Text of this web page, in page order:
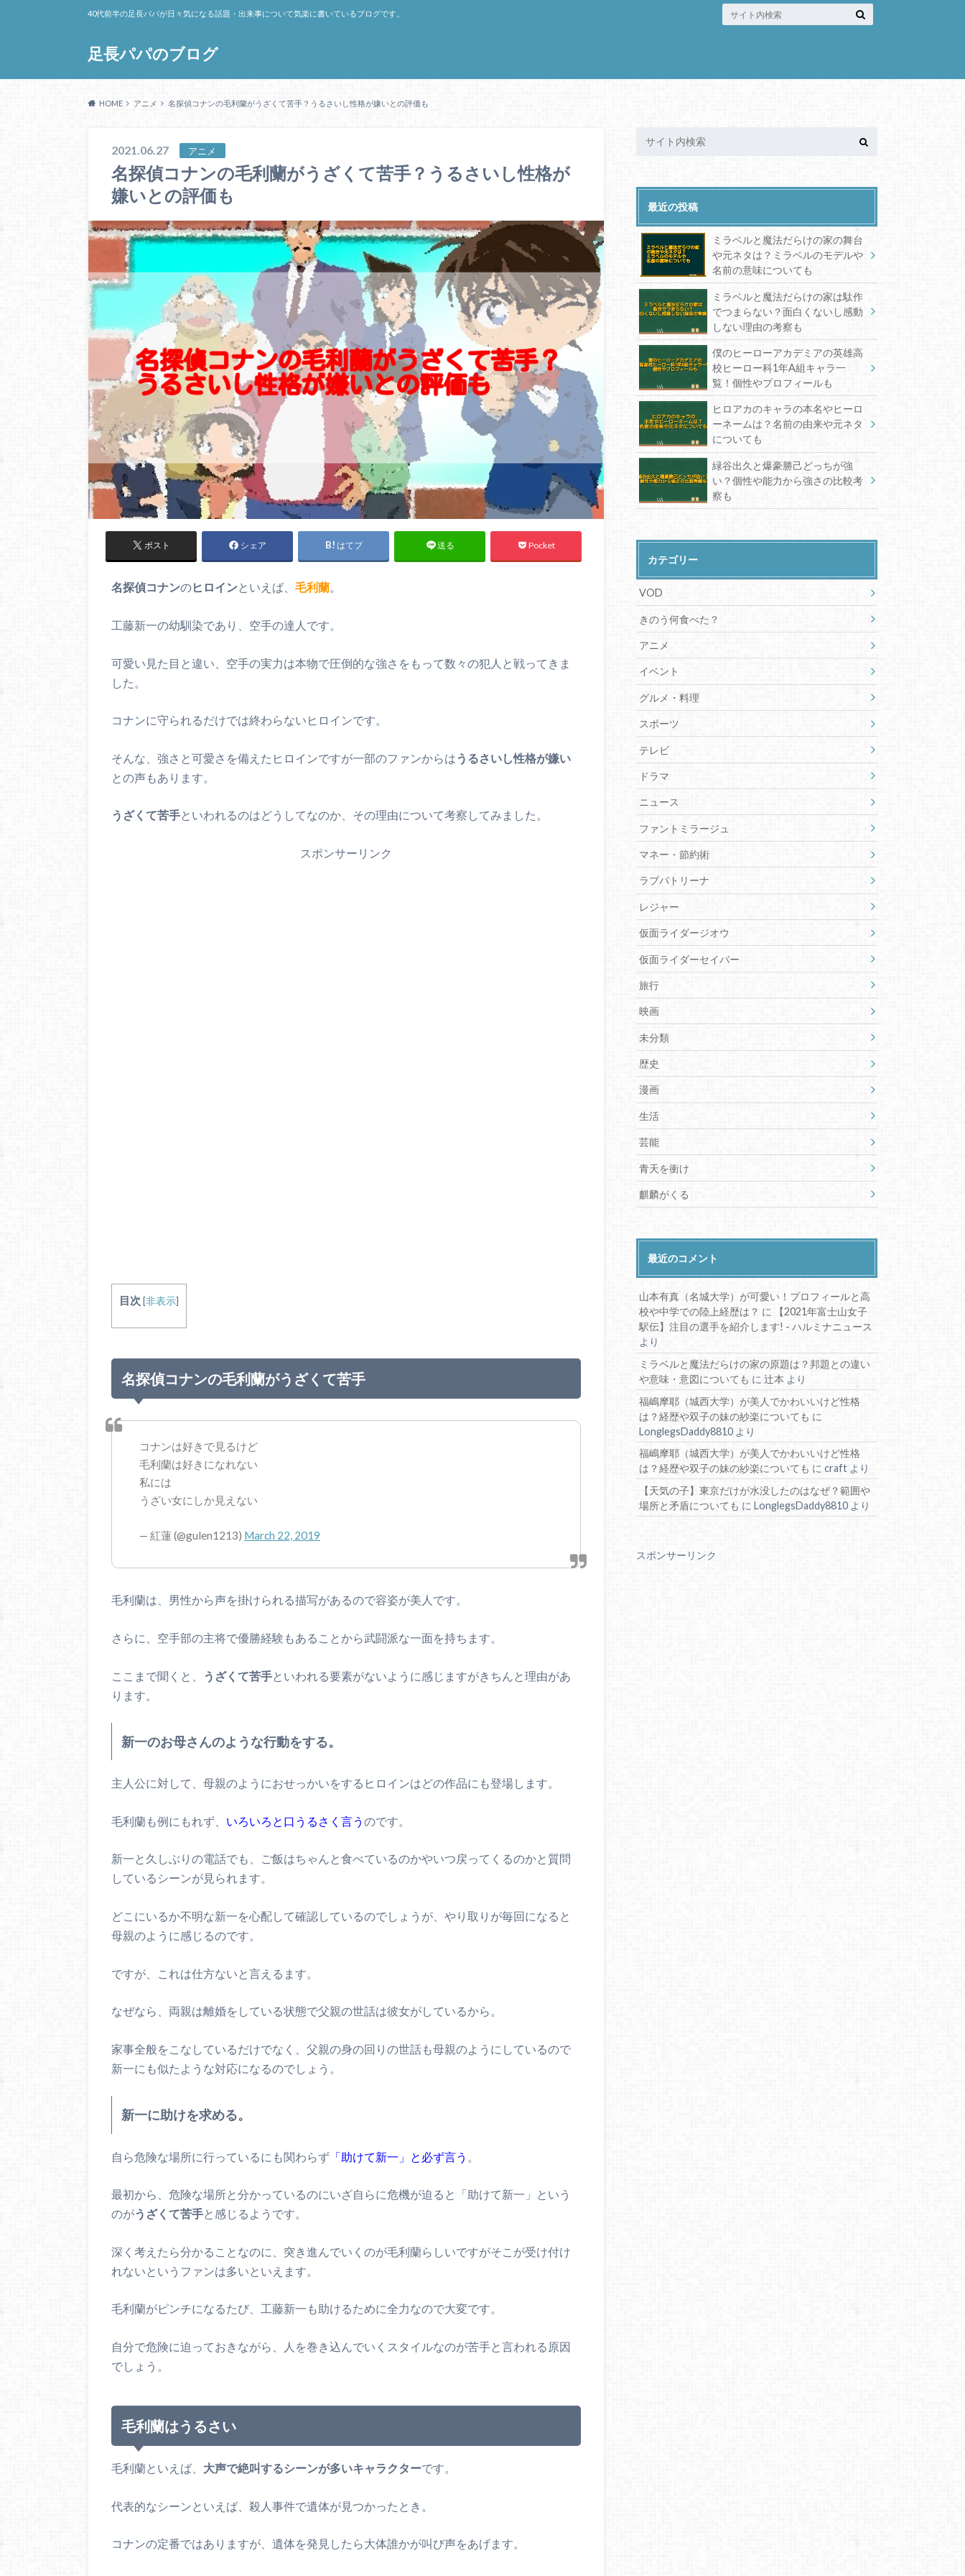
足長パパのブログ
40代前半の足長パパが日々気になる話題・出来事について気楽に書いているブログです。
HOME アニメ 名探偵コナンの毛利蘭がうざくて苦手？うるさいし性格が嫌いとの評価も
2021.06.27 アニメ
名探偵コナンの毛利蘭がうざくて苦手？うるさいし性格が
嫌いとの評価も
ポスト シェア はてブ 送る Pocket
名探偵コナンのヒロインといえば、 毛利蘭。
工藤新一の幼馴染であり、空手の達人です。
可愛い見た目と違い、空手の実力は本物で圧倒的な強さをもって数々の犯人と戦ってきま
した。
コナンに守られるだけでは終わらないヒロインです。
そんな、強さと可愛さを備えたヒロインですが一部のファンからはうるさいし性格が嫌い
との声もあります。
うざくて苦手といわれるのはどうしてなのか、その理由について考察してみました。
スポンサーリンク
目次 [非表示]
名探偵コナンの毛利蘭がうざくて苦手
コナンは好きで見るけど
毛利蘭は好きになれない
私には
うざい女にしか見えない
— 紅蓮 (@gulen1213) March 22, 2019
毛利蘭は、男性から声を掛けられる描写があるので容姿が美人です。
さらに、空手部の主将で優勝経験もあることから武闘派な一面を持ちます。
ここまで聞くと、 うざくて苦手といわれる要素がないように感じますがきちんと理由があ
ります。
新一のお母さんのような行動をする。
主人公に対して、母親のようにおせっかいをするヒロインはどの作品にも登場します。
毛利蘭も例にもれず、 いろいろと口うるさく言う のです。
新一と久しぶりの電話でも、ご飯はちゃんと食べているのかやいつ戻ってくるのかと質問
しているシーンが見られます。
どこにいるか不明な新一を心配して確認しているのでしょうが、やり取りが毎回になると
母親のように感じるのです。
ですが、これは仕方ないと言えるます。
なぜなら、両親は離婚をしている状態で父親の世話は彼女がしているから。
家事全般をこなしているだけでなく、父親の身の回りの世話も母親のようにしているので
新一にも似たような対応になるのでしょう。
新一に助けを求める。
自ら危険な場所に行っているにも関わらず 「助けて新一」と必ず言う
最初から、危険な場所と分かっているのにいざ自らに危機が迫ると「助けて新一」という
のがうざくて苦手と感じるようです。
深く考えたら分かることなのに、突き進んでいくのが毛利蘭らしいですがそこが受け付け
れないというファンは多いといえます。
毛利蘭がピンチになるたび、工藤新一も助けるために全力なので大変です。
自分で危険に迫っておきながら、人を巻き込んでいくスタイルなのが苦手と言われる原因
でしょう。
毛利蘭はうるさい
毛利蘭といえば、 大声で絶叫するシーンが多いキャラクターです。
代表的なシーンといえば、殺人事件で遺体が見つかったとき。
コナンの定番ではありますが、遺体を発見したら大体誰かが叫び声をあげます。
最近の投稿
ミラベルと魔法だらけの家の舞台
や元ネタは？ミラベルのモデルや
名前の意味についても
ミラベルと魔法だらけの家は駄作
でつまらない？面白くないし感動
しない理由の考察も
僕のヒーローアカデミアの英雄高
校ヒーロー科1年A組キャラ一
覧！個性やプロフィールも
ヒロアカのキャラの本名やヒーロ
ーネームは？名前の由来や元ネタ
についても
緑谷出久と爆豪勝己どっちが強
い？個性や能力から強さの比較考
察も
カテゴリー
VOD
きのう何食べた？
アニメ
イベント
グルメ・料理
スポーツ
テレビ
ドラマ
ニュース
ファントミラージュ
マネー・節約術
ラブパトリーナ
レジャー
仮面ライダージオウ
仮面ライダーセイバー
旅行
映画
未分類
歴史
漫画
生活
芸能
青天を衝け
麒麟がくる
最近のコメント
山本有真（名城大学）が可愛い！プロフィールと高
校や中学での陸上経歴は？ に
【2021年富士山女子
駅伝】注目の選手を紹介します! - ハルミナニュース
より
ミラベルと魔法だらけの家の原題は？邦題との違い
や意味・意図についても に辻本 より
福嶋摩耶（城西大学）が美人でかわいいけど性格
は？経歴や双子の妹の紗楽についても に
LonglegsDaddy8810 より
福嶋摩耶（城西大学）が美人でかわいいけど性格
は？経歴や双子の妹の紗楽についても にcraft より
【天気の子】東京だけが水没したのはなぜ？範囲や
場所と矛盾についても にLonglegsDaddy8810 より
スポンサーリンク